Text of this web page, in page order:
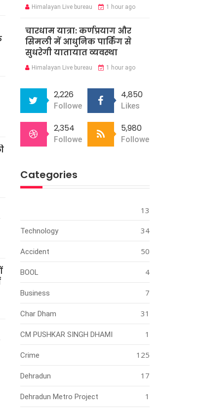
Himalayan Live bureau 1 hour ago
चारधाम यात्रा: कर्णप्रयाग और
सिमली में आधुनिक पार्किंग से
सुधरेगी यातायात व्यवस्था
Himalayan Live bureau 1 hour ago
2,226
Followers
4,850
Likes
2,354
Followers
5,980
Followers
Categories
13
Technology 34
Accident 50
BOOL 4
Business 7
Char Dham 31
CM PUSHKAR SINGH DHAMI 1
Crime 125
Dehradun 17
Dehradun Metro Project 1